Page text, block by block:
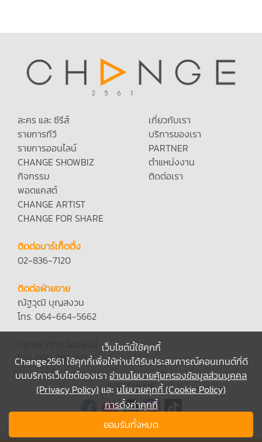
ละคร และ ซีรีส์
รายการทีวี
รายการออนไลน์
CHANGE SHOWBIZ
กิจกรรม
พอดแคสต์
CHANGE ARTIST
CHANGE FOR SHARE
เกี่ยวกับเรา
บริการของเรา
PARTNER
ตำแหน่งงาน
ติดต่อเรา
ติดต่อมาร์เก็ตติ้ง
02-836-7120
ติดต่อฝ่ายขาย
ณัฐวุฒิ บุญสงวน
โทร. 064-664-5662
โทร. 098-792-6935
FOLLOW ME
เว็บไซต์นี้ใช้คุกกี้
Change2561 ใช้คุกกี้เพื่อให้ท่านได้รับประสบการณ์คอนเทนต์ที่ดี
บนบริการเว็บไซต์ของเรา อ่านนโยบายคุ้มครองข้อมูลส่วนบุคคล
(Privacy Policy) และ นโยบายคุกกี้ (Cookie Policy)
การตั้งค่าคุกกี้
ยอมรับทั้งหมด